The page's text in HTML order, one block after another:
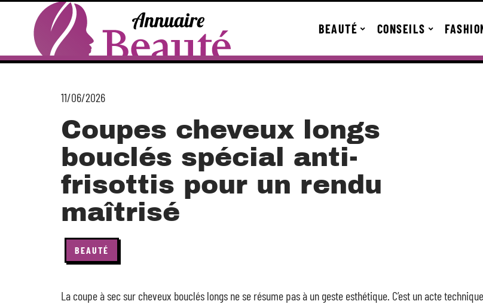
BEAUTÉ CONSEILS
11/06/2026
Coupes cheveux longs
bouclés spécial anti-
frisottis pour un rendu
maîtrisé
BEAUTÉ
La coupe à sec sur cheveux bouclés longs ne se résume pas à un geste esthétique. C’est un acte